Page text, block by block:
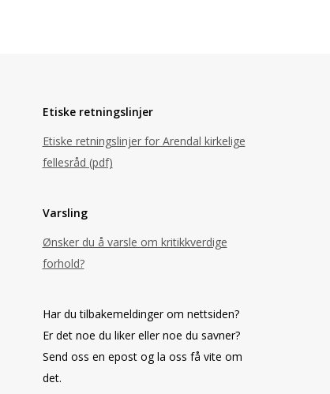
Etiske retningslinjer
Etiske retningslinjer for Arendal kirkelige
fellesråd (pdf)
Varsling
Ønsker du å varsle om kritikkverdige
forhold?
Har du tilbakemeldinger om nettsiden?
Er det noe du liker eller noe du savner?
Send oss en epost og la oss få vite om
det.